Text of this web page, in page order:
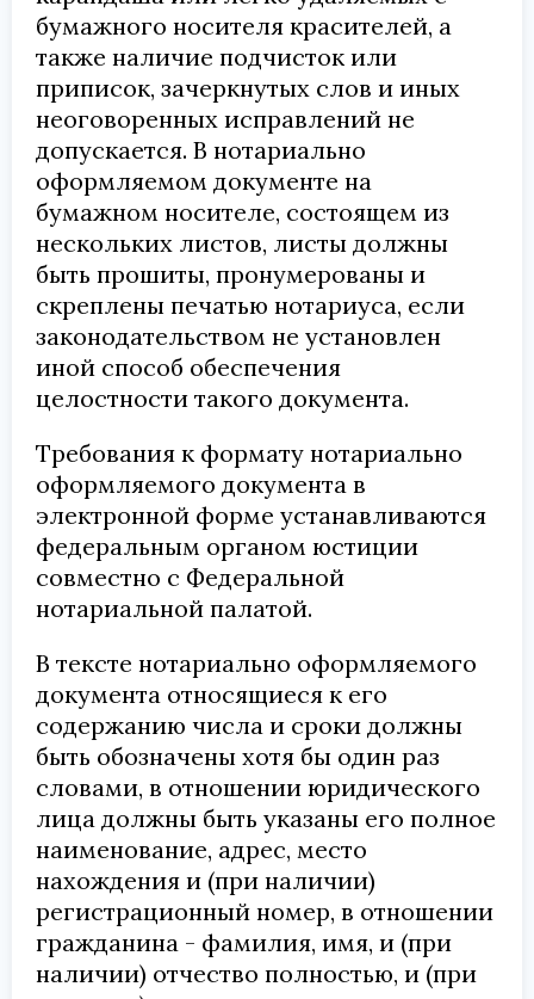
бумажного носителя красителей, а
также наличие подчисток или
приписок, зачеркнутых слов и иных
неоговоренных исправлений не
допускается. В нотариально
оформляемом документе на
бумажном носителе, состоящем из
нескольких листов, листы должны
быть прошиты, пронумерованы и
скреплены печатью нотариуса, если
законодательством не установлен
иной способ обеспечения
целостности такого документа.
Требования к формату нотариально
оформляемого документа в
электронной форме устанавливаются
федеральным органом юстиции
совместно с Федеральной
нотариальной палатой.
В тексте нотариально оформляемого
документа относящиеся к его
содержанию числа и сроки должны
быть обозначены хотя бы один раз
словами, в отношении юридического
лица должны быть указаны его полное
наименование, адрес, место
нахождения и (при наличии)
регистрационный номер, в отношении
гражданина - фамилия, имя, и (при
наличии) отчество полностью, и (при